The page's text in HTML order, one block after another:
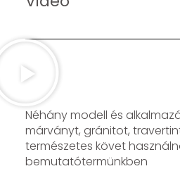
Néhány modell és
márványt, gránitot,
természetes követ
bemutatótermünkben